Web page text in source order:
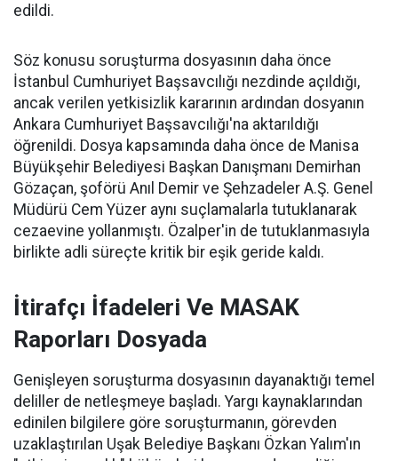
edildi.
Söz konusu soruşturma dosyasının daha önce
İstanbul Cumhuriyet Başsavcılığı nezdinde açıldığı,
ancak verilen yetkisizlik kararının ardından dosyanın
Ankara Cumhuriyet Başsavcılığı'na aktarıldığı
öğrenildi. Dosya kapsamında daha önce de Manisa
Büyükşehir Belediyesi Başkan Danışmanı Demirhan
Gözaçan, şoförü Anıl Demir ve Şehzadeler A.Ş. Genel
Müdürü Cem Yüzer aynı suçlamalarla tutuklanarak
cezaevine yollanmıştı. Özalper'in de tutuklanmasıyla
birlikte adli süreçte kritik bir eşik geride kaldı.
İtirafçı İfadeleri Ve MASAK
Raporları Dosyada
Genişleyen soruşturma dosyasının dayanaktığı temel
deliller de netleşmeye başladı. Yargı kaynaklarından
edinilen bilgilere göre soruşturmanın, görevden
uzaklaştırılan Uşak Belediye Başkanı Özkan Yalım'ın